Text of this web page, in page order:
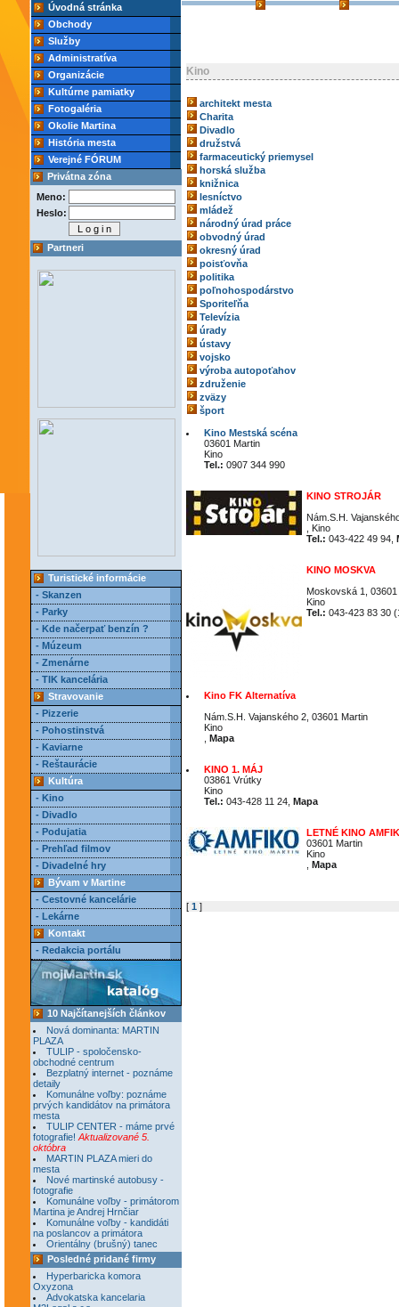
Úvodná stránka
Obchody
Služby
Administratíva
Organizácie
Kultúrne pamiatky
Fotogaléria
Okolie Martina
História mesta
Verejné FÓRUM
Privátna zóna
Meno:
Heslo:
Partneri
Turistické informácie
- Skanzen
- Parky
- Kde načerpať benzín ?
- Múzeum
- Zmenárne
- TIK kancelária
Stravovanie
- Pizzerie
- Pohostinstvá
- Kaviarne
- Reštaurácie
Kultúra
- Kino
- Divadlo
- Podujatia
- Prehľad filmov
- Divadelné hry
Bývam v Martine
- Cestovné kancelárie
- Lekárne
Kontakt
- Redakcia portálu
10 Najčítanejších článkov
Nová dominanta: MARTIN
PLAZA
TULIP - spoločensko-
obchodné centrum
Bezplatný internet - poznáme
detaily
Komunálne voľby: poznáme
prvých kandidátov na primátora
mesta
TULIP CENTER - máme prvé
fotografie! Aktualizované 5.
októbra
MARTIN PLAZA mieri do
mesta
Nové martinské autobusy -
fotografie
Komunálne voľby - primátorom
Martina je Andrej Hrnčiar
Komunálne voľby - kandidáti
na poslancov a primátora
Orientálny (brušný) tanec
Posledné pridané firmy
Hyperbaricka komora
Oxyzona
Advokatska kancelaria
Kino
architekt mesta
Charita
Divadlo
družstvá
farmaceutický priemysel
horská služba
knižnica
lesníctvo
mládež
národný úrad práce
obvodný úrad
okresný úrad
poisťovňa
politika
poľnohospodárstvo
Sporiteľňa
Televízia
úrady
ústavy
vojsko
výroba autopoťahov
združenie
zväzy
šport
Kino Mestská scéna
03601 Martin
Kino
Tel.: 0907 344 990
KINO STROJÁR
Nám.S.H.
, Kino
Tel.: 043-422 49 94,
KINO MOSKVA
Moskovská 1, 03601
Kino
Tel.: 043-423 83 30
Kino FK Alternatíva
Nám.S.H. Vajanského 2, 03601 Martin
Kino
Mapa
KINO 1. MÁJ
03861 Vrútky
Kino
Tel.: 043-428 11 24, Mapa
LETNÉ KINO
03601 Martin
Kino
Mapa
[ 1 ]